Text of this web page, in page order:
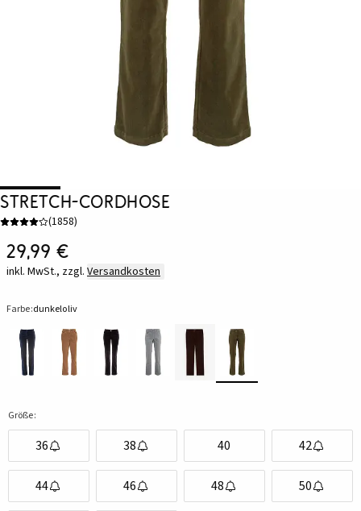
Stretch-Cordhose
(1858)
29,99 €
inkl. MwSt., zzgl. Versandkosten
Farbe:dunkeloliv
Größe:
36 38 40 42
44 46 48 50